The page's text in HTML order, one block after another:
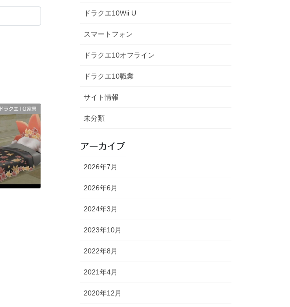
ドラクエ10家具
ドラクエ10Wii U
スマートフォン
ドラクエ10オフライン
ドラクエ10職業
サイト情報
未分類
アーカイブ
2026年7月
2026年6月
2024年3月
2023年10月
2022年8月
2021年4月
2020年12月